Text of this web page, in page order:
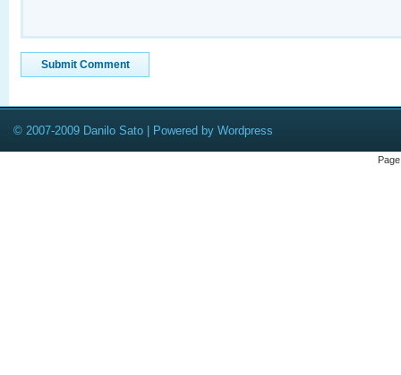
© 2007-2009 Danilo Sato | Powered by Wordpress